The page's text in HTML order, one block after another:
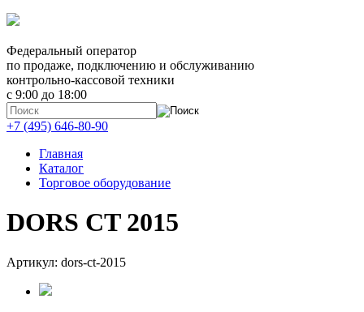
Федеральный оператор
по продаже, подключению и обслуживанию
контрольно-кассовой техники
с 9:00 до 18:00
+7 (495) 646-80-90
Главная
Каталог
Торговое оборудование
DORS CT 2015
Артикул: dors-ct-2015